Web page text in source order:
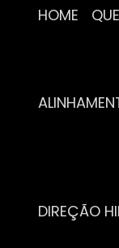
HOME
DIREÇÃO